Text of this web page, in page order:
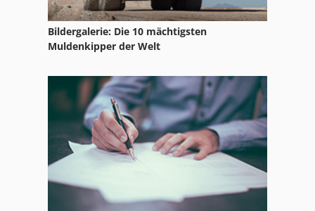
Bildergalerie: Die 10 mächtigsten
Muldenkipper der Welt